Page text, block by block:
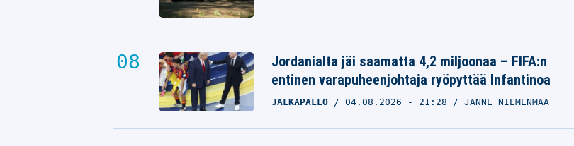
Jordanialta jäi saamatta 4,2 miljoonaa – FIFA:n
entinen varapuheenjohtaja ryöpyttää Infantinoa
JALKAPALLO 04.08.2026 - 21:28 JANNE NIEMENMAA